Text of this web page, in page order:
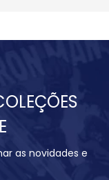
as novidades e